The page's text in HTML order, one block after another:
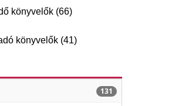
könyvelők (66)
könyvelők (41)
131